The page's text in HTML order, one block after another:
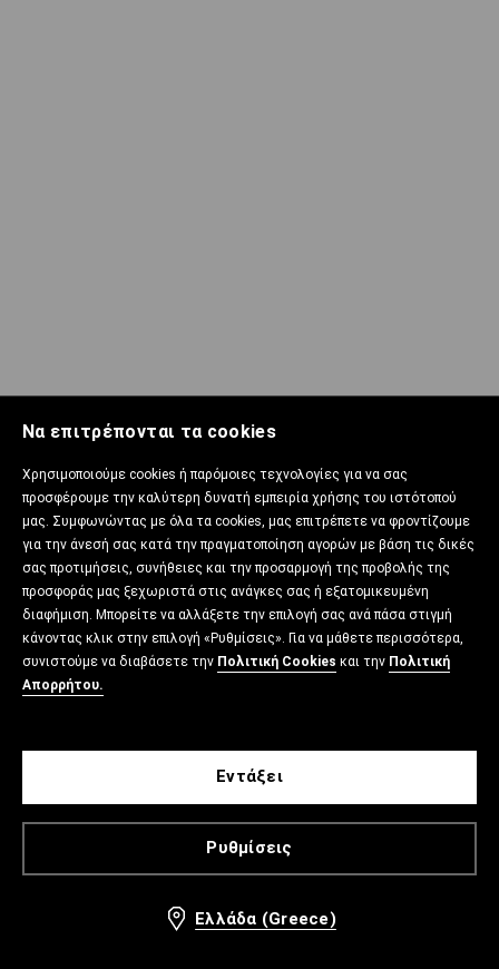
Να επιτρέπονται τα cookies
Χρησιμοποιούμε cookies ή παρόμοιες τεχνολογίες για να σας
προσφέρουμε την καλύτερη δυνατή εμπειρία χρήσης του ιστότοπού
μας. Συμφωνώντας με όλα τα cookies, μας επιτρέπετε να φροντίζουμε
για την άνεσή σας κατά την πραγματοποίηση αγορών με βάση τις δικές
σας προτιμήσεις, συνήθειες και την προσαρμογή της προβολής της
προσφοράς μας ξεχωριστά στις ανάγκες σας ή εξατομικευμένη
διαφήμιση. Μπορείτε να αλλάξετε την επιλογή σας ανά πάσα στιγμή
κάνοντας κλικ στην επιλογή «Ρυθμίσεις». Για να μάθετε περισσότερα,
συνιστούμε να διαβάσετε την Πολιτική Cookies και την Πολιτική
Απορρήτου.
Ρυθμίσεις
Εντάξει
Ελλάδα (Greece)